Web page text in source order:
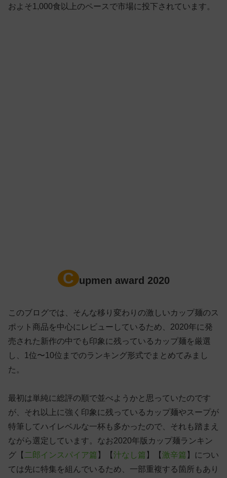
およそ1,000食以上のペースで市場に投下されています。
C upmen award 2020
このブログでは、そんな移り変わりの激しいカップ麺のス
ポット商品を中心にレビューしているため、2020年に発
売された新作の中でも印象に残っているカップ麺を厳選
し、1位〜10位までのランキング形式でまとめてみまし
た。
最初は単純に総評の順で並べようかと思っていたのです
が、それ以上に強く印象に残っているカップ麺やスープが
特筆してハイレベルな一杯も多かったので、それも踏まえ
ながら選定しています。なお2020年版カップ麺ランキン
グ【 二郎インスパイア篇 】【汁なし篇 】【激辛篇 】につい
ては先に特集を組んでいるため、一部重複する箇所もあり